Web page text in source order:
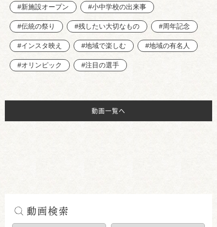
#新施設オープン #小中学校の出来事
#伝統の祭り #残したい大切なもの #周年記念
#インスタ映え #地域で楽しむ #地域の有名人
#オリンピック #注目の選手
動画一覧へ
動画検索